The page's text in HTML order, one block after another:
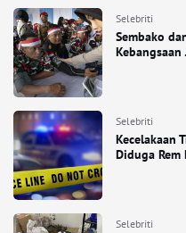
Selebriti
Sembako
Kebangsaan
Selebriti
Kecelakaan
Diduga Rem
Selebriti